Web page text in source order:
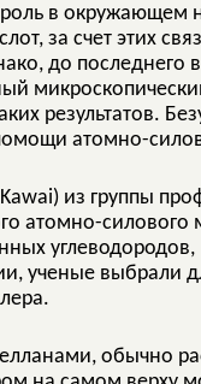
в окружающем
за счет этих
до последнего
результатов.
атомно-
из группы
атомно-
ученые выбрали
обычно